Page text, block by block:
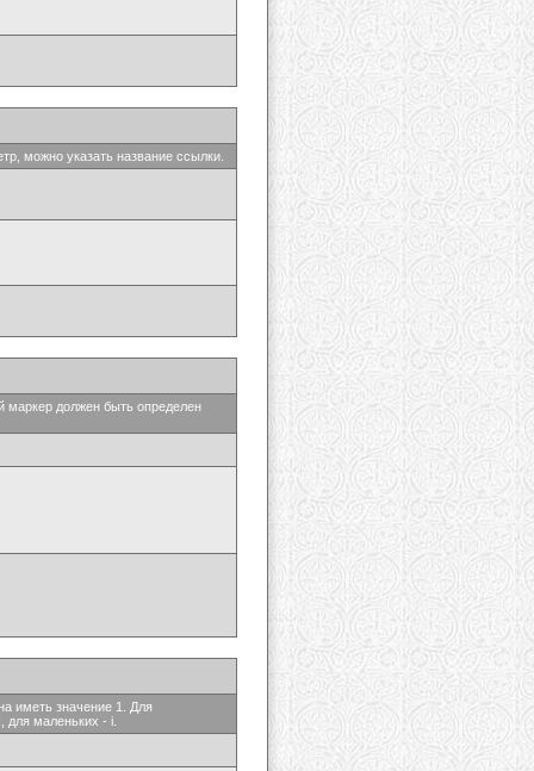
можно указать название ссылки.
маркер должен быть определен
иметь значение 1. Для
маленьких - i.